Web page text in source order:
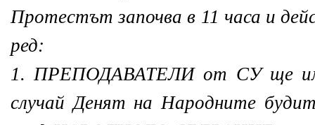
Протестът започва в 11 часа и
ред:
1. ПРЕПОДАВАТЕЛИ от СУ ще
случай Денят на Народните